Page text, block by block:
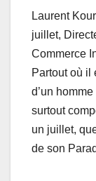
Laurent
juillet,
Commerce
Partout où il
d’un
surtout
un juillet,
de son